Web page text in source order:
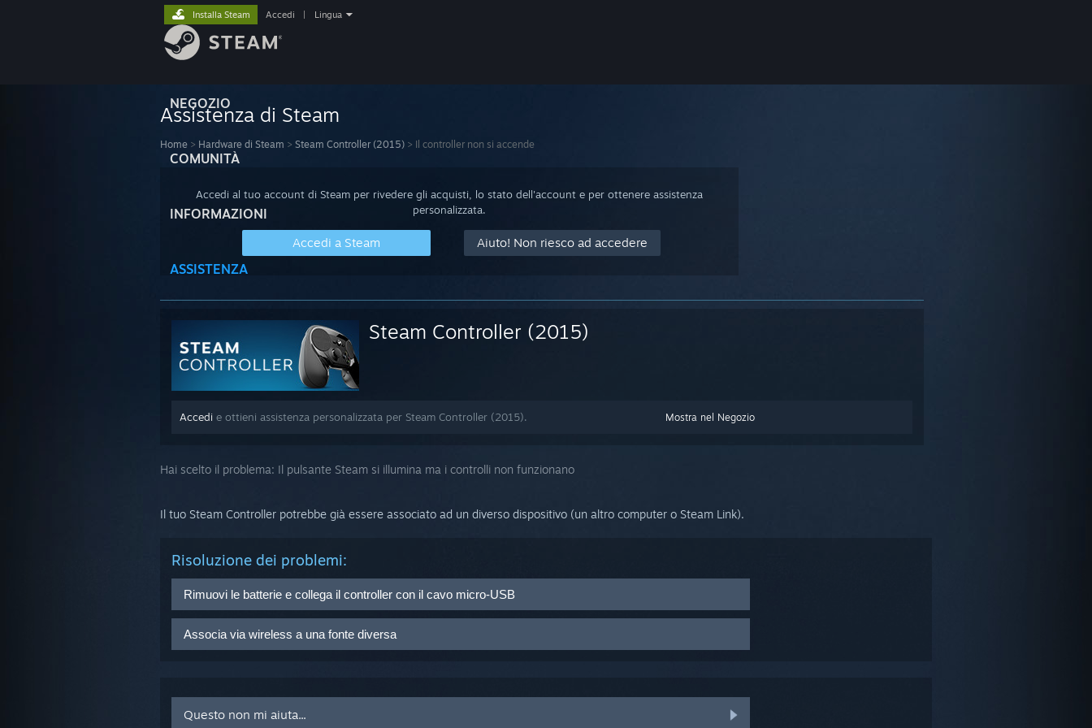
NEGOZIO
COMUNITÀ
INFORMAZIONI
ASSISTENZA
Installa Steam Accedi Lingua
Assistenza di Steam
Home > Hardware di Steam > Steam Controller (2015) > Il controller non si accende
Accedi al tuo account di Steam per rivedere gli acquisti, lo stato dell'account e per ottenere assistenza
personalizzata.
Accedi a Steam Aiuto! Non riesco ad accedere
Steam Controller (2015)
Mostra nel Negozio
Accedi e ottieni assistenza personalizzata per Steam Controller (2015).
Hai scelto il problema: Il pulsante Steam si illumina ma i controlli non funzionano
Il tuo Steam Controller potrebbe già essere associato ad un diverso dispositivo (un altro computer o Steam Link).
Risoluzione dei problemi:
Rimuovi le batterie e collega il controller con il cavo micro-USB
USB.
Associa via wireless a una fonte diversa
Collega il tuo ricevitore USB wireless nel dispositivo desiderato
Questo non mi aiuta...